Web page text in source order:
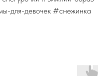
для-девочек #снежинка